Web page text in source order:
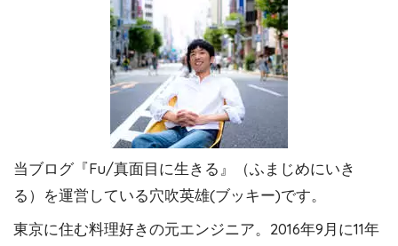
当ブログ『Fu/真面目に生きる』（ふまじめにいき
る）を運営している穴吹英雄(ブッキー)です。
東京に住む料理好きの元エンジニア。2016年9月に11年